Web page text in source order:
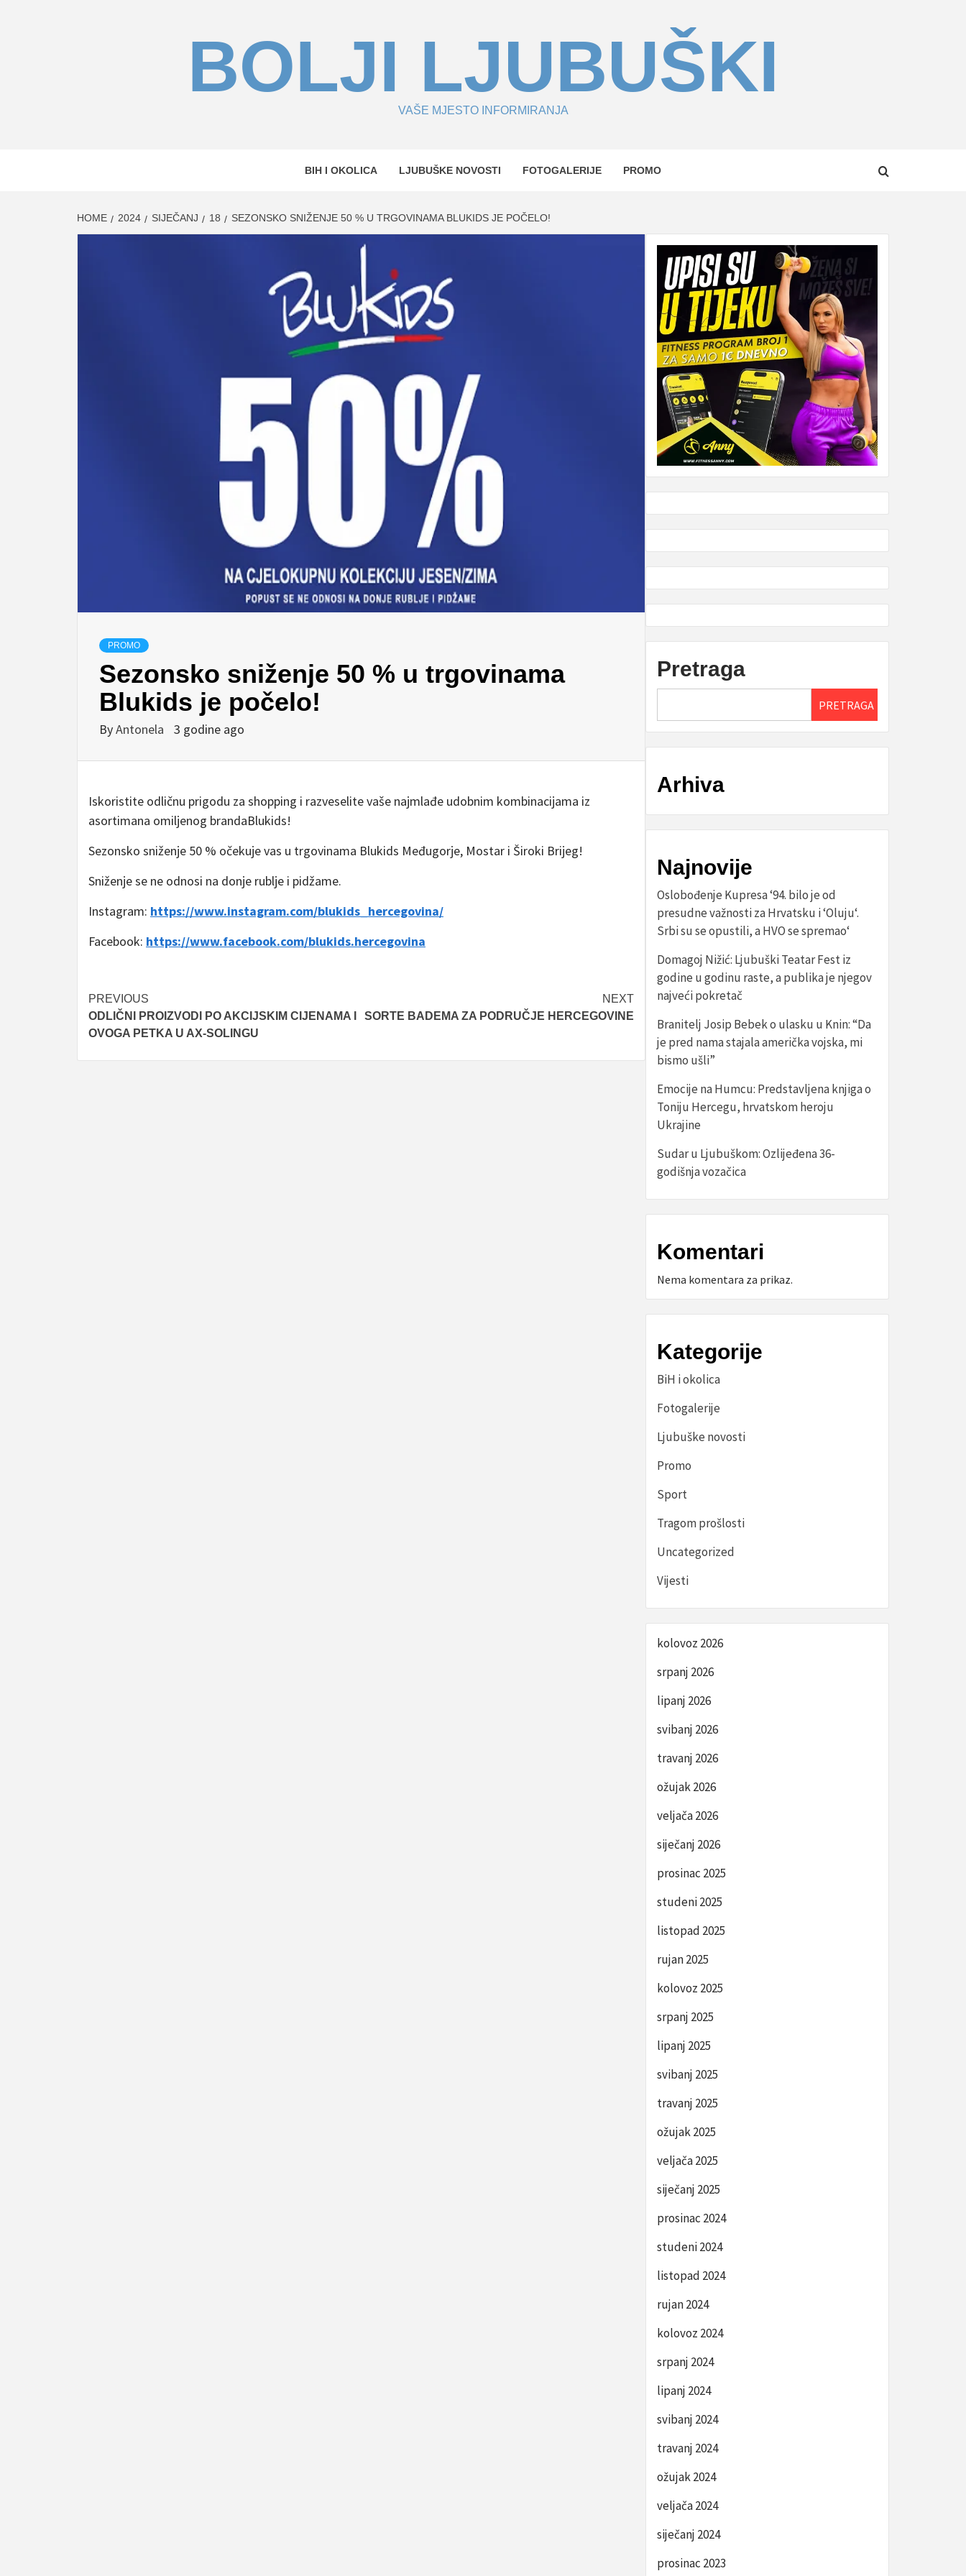
BOLJI LJUBUŠKI
VAŠE MJESTO INFORMIRANJA
BIH I OKOLICA LJUBUŠKE NOVOSTI FOTOGALERIJE PROMO
HOME 2024 SIJEČANJ 18 SEZONSKO SNIŽENJE 50 % U TRGOVINAMA BLUKIDS JE POČELO!
PROMO
Sezonsko sniženje 50 % u trgovinama
Blukids je počelo!
ByAntonela 3 godine ago
Iskoristite odličnu prigodu za shopping i razveselite vaše najmlađe udobnim kombinacijama iz
asortimana omiljenog brandaBlukids!
Sezonsko sniženje 50 % očekuje vas u trgovinama Blukids Međugorje, Mostar i Široki Brijeg!
Sniženje se ne odnosi na donje rublje i pidžame.
Instagram: https://www.instagram.com/blukids_hercegovina/
Facebook: https://www.facebook.com/blukids.hercegovina
Post
navigation
PREVIOUS
ODLIČNI PROIZVODI PO AKCIJSKIM CIJENAMA I
OVOGA PETKA U AX-SOLINGU
NEXT
SORTE BADEMA ZA PODRUČJE HERCEGOVINE
Pretraga
PRETRAGA
Arhiva
Najnovije
Oslobođenje Kupresa ‘94. bilo je od
presudne važnosti za Hrvatsku i ‘Oluju‘.
Srbi su se opustili, a HVO se spremao‘
Domagoj Nižić: Ljubuški Teatar Fest iz
godine u godinu raste, a publika je njegov
najveći pokretač
Branitelj Josip Bebek o ulasku u Knin: “Da
je pred nama stajala američka vojska, mi
bismo ušli”
Emocije na Humcu: Predstavljena knjiga o
Toniju Hercegu, hrvatskom heroju
Ukrajine
Sudar u Ljubuškom: Ozlijeđena 36-
godišnja vozačica
Komentari
Nema komentara za prikaz.
Kategorije
BiH i okolica
Fotogalerije
Ljubuške novosti
Promo
Sport
Tragom prošlosti
Uncategorized
Vijesti
kolovoz 2026
srpanj 2026
lipanj 2026
svibanj 2026
travanj 2026
ožujak 2026
veljača 2026
siječanj 2026
prosinac 2025
studeni 2025
listopad 2025
rujan 2025
kolovoz 2025
srpanj 2025
lipanj 2025
svibanj 2025
travanj 2025
ožujak 2025
veljača 2025
siječanj 2025
prosinac 2024
studeni 2024
listopad 2024
rujan 2024
kolovoz 2024
srpanj 2024
lipanj 2024
svibanj 2024
travanj 2024
ožujak 2024
veljača 2024
siječanj 2024
prosinac 2023